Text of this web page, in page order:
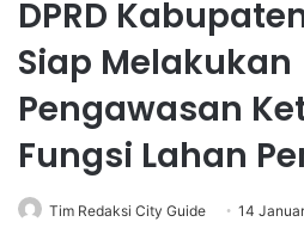
DPRD
Siap Melakukan
Pengawasan
Fungsi Lahan
Tim Redaksi City Guide 14